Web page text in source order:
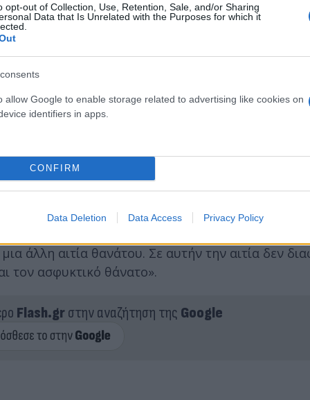
opt-out of Collection, Use, Retention, Sale, and/or Sharing
Data that Is Unrelated with the Purposes for which it
allow Google to enable storage related to advertising like cookies on
identifiers in apps.
CONFIRM
Data Deletion Data Access Privacy Policy
ενέργεια
Εταιρείας, Γρηγόρης Λέων, τόνισε ότι
είναι όταν έχουμε μια πράξη
τους οι εισαγγελείς.
εισαγγελία βάσει αυτών των επιστημονικών
ότι στα δύο πρώτα παιδιά «ξεκινήσαμε
άλλη αιτία θανάτου. Σε αυτήν την αιτία δεν
τον ασφυκτικό θάνατο».
Flash.grστην αναζήτηση της Google